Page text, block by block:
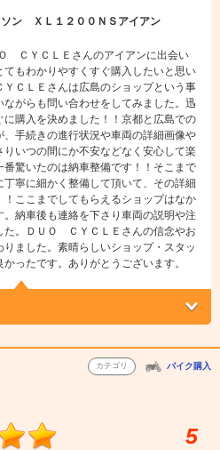
ン ＸＬ１２００ＮＳアイアン
ＣＹＣＬＥさんのアイアンに出会い
もわかりやすくすぐ購入したいと思い
ＣＬＥさんは広島のショップという事
がらも問い合わせをしてみました。迅
購入を決めました！！京都と広島での
手続きの進行状況や車両の詳細画像や
いつの間にか不安などなく安心して楽
驚いたのは納車整備です！！そこまで
寧に細かく整備して頂いて、その詳細
ここまでしてもらえるショップはなか
納車後も連絡を下さり車両の説明や注
た。ＤＵＯ ＣＹＣＬＥさんの信念やお
ました。素晴らしいショップ・スタッ
ったです。ありがとうございます。
カテゴリ バイク購入
5